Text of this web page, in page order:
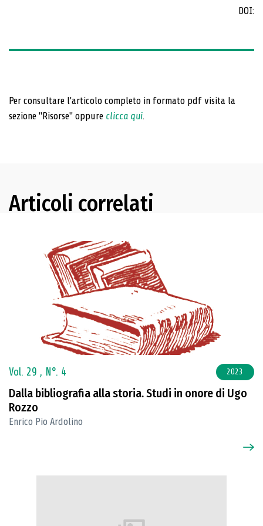
DOI:
Per consultare l'articolo completo in formato pdf visita la
sezione "Risorse" oppure clicca qui.
Articoli correlati
Vol. 29 , N°. 4 2023
Dalla bibliografia alla storia. Studi in onore di Ugo
Rozzo
Enrico Pio Ardolino